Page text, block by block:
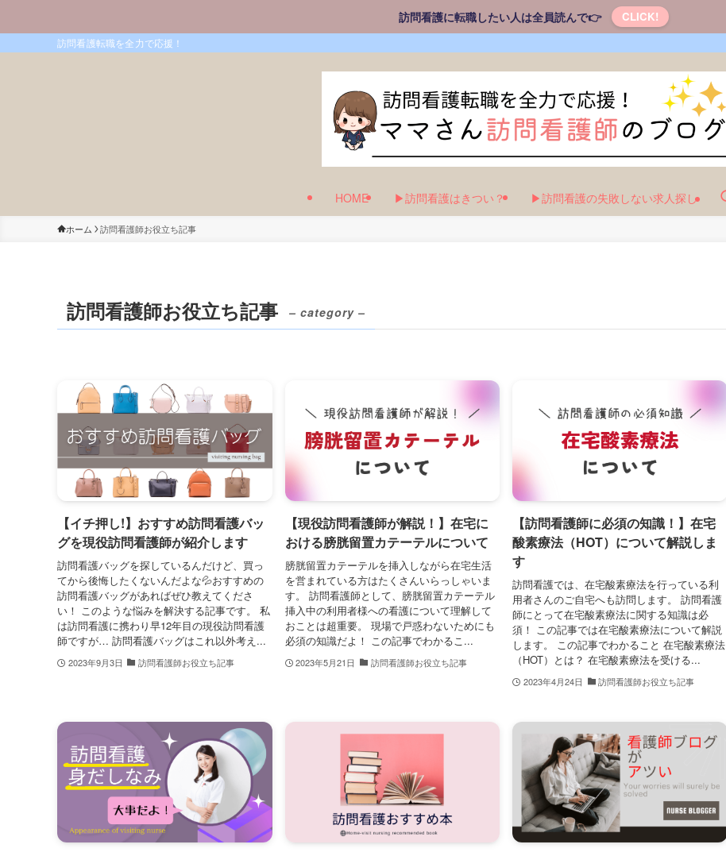
訪問看護に転職したい人は全員読んで👉 CLICK!
訪問看護転職を全力で応援！
HOME ▶訪問看護はきつい？ ▶訪問看護の失敗しない求人探し
ホーム 訪問看護師お役立ち記事
訪問看護師お役立ち記事 – category –
【イチ押し!】おすすめ訪問看護バッ
グを現役訪問看護師が紹介します
訪問看護バッグを探しているんだけど、買っ
てから後悔したくないんだよな💦おすすめの
訪問看護バッグがあればぜひ教えてくださ
い！ このような悩みを解決する記事です。 私
は訪問看護に携わり早12年目の現役訪問看護
師ですが… 訪問看護バッグはこれ以外考え...
2023年9月3日 訪問看護師お役立ち記事
【現役訪問看護師が解説！】在宅に
おける膀胱留置カテーテルについて
膀胱留置カテーテルを挿入しながら在宅生活
を営まれている方はたくさんいらっしゃいま
す。 訪問看護師として、膀胱留置カテーテル
挿入中の利用者様への看護について理解して
おことは超重要。 現場で戸惑わないためにも
必須の知識だよ！ この記事でわかるこ...
2023年5月21日 訪問看護師お役立ち記事
【訪問看護師に必須の知識！】在宅
酸素療法（HOT）について解説しま
す
訪問看護では、在宅酸素療法を行っている利
用者さんのご自宅へも訪問します。 訪問看護
師にとって在宅酸素療法に関する知識は必
須！ この記事では在宅酸素療法について解説
します。 この記事でわかること 在宅酸素療法
（HOT）とは？ 在宅酸素療法を受ける...
2023年4月24日 訪問看護師お役立ち記事